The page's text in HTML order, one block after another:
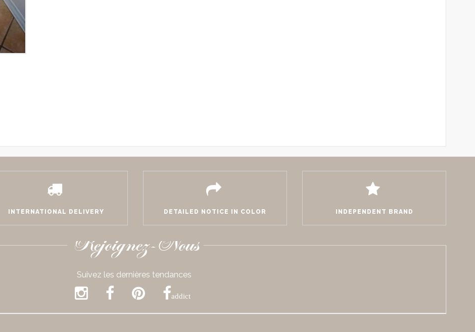
INTERNATIONAL DELIVERY DETAILED NOTICE IN COLOR INDEPENDENT BRAND
Rejoignez-Nous
Suivez les dernières tendances
addict